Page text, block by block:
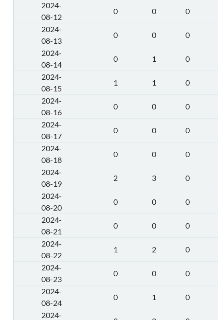
2024-
08-12
0 0
0
2024-
08-13
0 0
0
2024-
08-14
0 1
0
2024-
08-15
1 1
0
2024-
08-16
0 0
0
2024-
08-17
0 0
0
2024-
08-18
0 0
0
2024-
08-19
2 3
0
2024-
08-20
0 0
0
2024-
08-21
0 0
0
2024-
08-22
1 2
0
2024-
08-23
0 0
0
2024-
08-24
0 1
0
2024-